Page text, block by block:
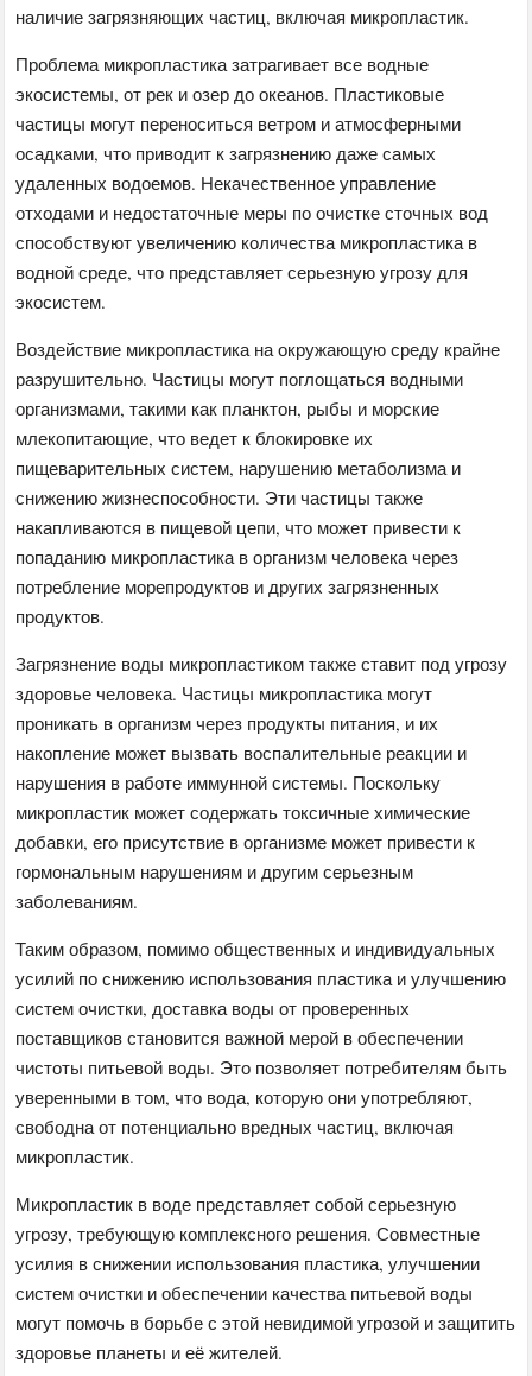
наличие загрязняющих частиц, включая микропластик.
Проблема микропластика затрагивает все водные
экосистемы, от рек и озер до океанов. Пластиковые
частицы могут переноситься ветром и атмосферными
осадками, что приводит к загрязнению даже самых
удаленных водоемов. Некачественное управление
отходами и недостаточные меры по очистке сточных вод
способствуют увеличению количества микропластика в
водной среде, что представляет серьезную угрозу для
экосистем.
Воздействие микропластика на окружающую среду крайне
разрушительно. Частицы могут поглощаться водными
организмами, такими как планктон, рыбы и морские
млекопитающие, что ведет к блокировке их
пищеварительных систем, нарушению метаболизма и
снижению жизнеспособности. Эти частицы также
накапливаются в пищевой цепи, что может привести к
попаданию микропластика в организм человека через
потребление морепродуктов и других загрязненных
продуктов.
Загрязнение воды микропластиком также ставит под угрозу
здоровье человека. Частицы микропластика могут
проникать в организм через продукты питания, и их
накопление может вызвать воспалительные реакции и
нарушения в работе иммунной системы. Поскольку
микропластик может содержать токсичные химические
добавки, его присутствие в организме может привести к
гормональным нарушениям и другим серьезным
заболеваниям.
Таким образом, помимо общественных и индивидуальных
усилий по снижению использования пластика и улучшению
систем очистки, доставка воды от проверенных
поставщиков становится важной мерой в обеспечении
чистоты питьевой воды. Это позволяет потребителям быть
уверенными в том, что вода, которую они употребляют,
свободна от потенциально вредных частиц, включая
микропластик.
Микропластик в воде представляет собой серьезную
угрозу, требующую комплексного решения. Совместные
усилия в снижении использования пластика, улучшении
систем очистки и обеспечении качества питьевой воды
могут помочь в борьбе с этой невидимой угрозой и защитить
здоровье планеты и её жителей.